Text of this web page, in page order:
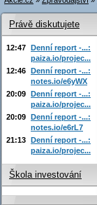
Právě diskutujete
12:47 Denní report -...:
paiza.io/projec...
12:46 Denní report -...:
notes.io/e6yWX
20:09 Denní report -...:
paiza.io/projec...
20:09 Denní report -...:
notes.io/e6rL7
21:13 Denní report -...:
paiza.io/projec...
Škola investování